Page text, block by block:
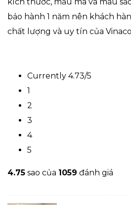
bảo hành 1 năm nên khách
chất lượng và uy tín của Vinaco
Currently 4.73/5
1
2
3
4
5
4.75 sao của 1059 đánh giá